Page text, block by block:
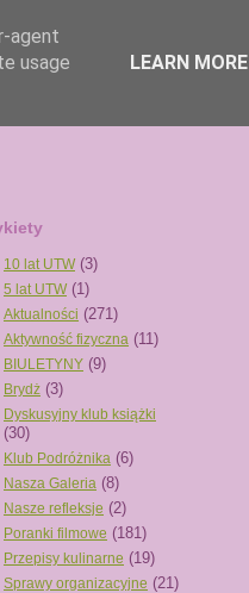
10 lat UTW (3)
5 lat UTW (1)
Aktualności (271)
Aktywność fizyczna (11)
BIULETYNY (9)
Brydż (3)
Dyskusyjny klub książki
(30)
Klub Podróżnika (6)
Nasza Galeria (8)
Nasze refleksje (2)
Poranki filmowe (181)
Przepisy kulinarne (19)
Sprawy organizacyjne (21)
agent
usage
LEARN MORE